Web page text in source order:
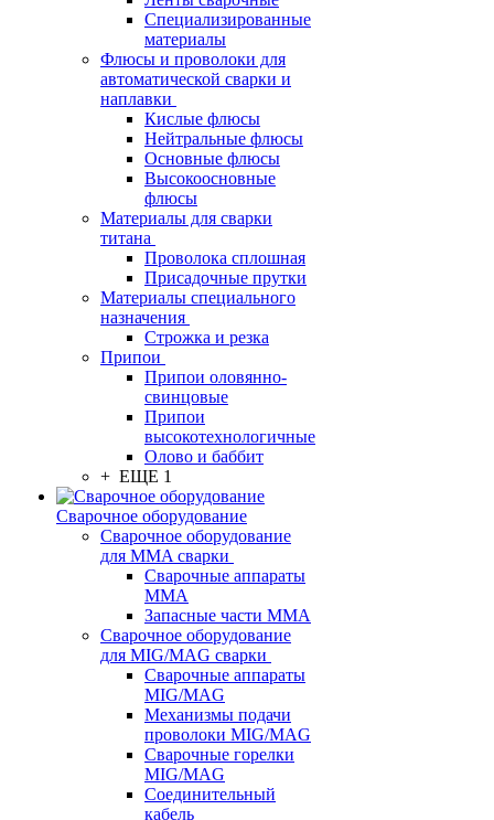
Специализированные
материалы
Флюсы и проволоки для
автоматической сварки и
наплавки
Кислые флюсы
Нейтральные флюсы
Основные флюсы
Высокоосновные
флюсы
Материалы для сварки
титана
Проволока сплошная
Присадочные прутки
Материалы специального
назначения
Строжка и резка
Припои
Припои оловянно-
свинцовые
Припои
высокотехнологичные
Олово и баббит
+ ЕЩЕ 1
Сварочное оборудование
Сварочное оборудование
для MMA сварки
Сварочные аппараты
MMA
Запасные части MMA
Сварочное оборудование
для MIG/MAG сварки
Сварочные аппараты
MIG/MAG
Механизмы подачи
проволоки MIG/MAG
Сварочные горелки
MIG/MAG
Соединительный
кабель